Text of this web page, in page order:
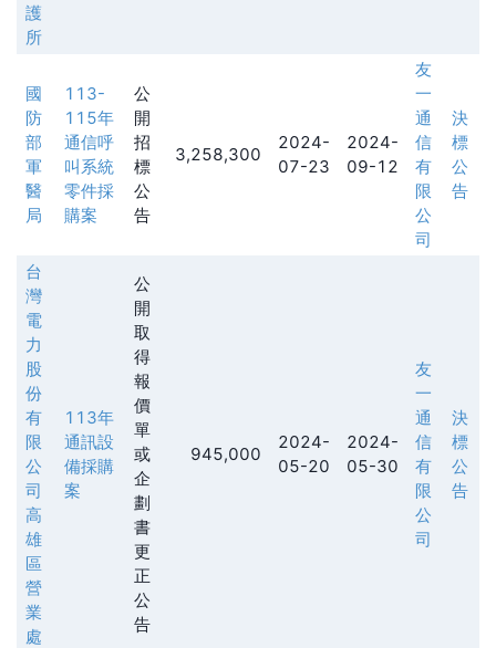
護
所
國
防
部
軍
醫
局
113-
115年
通信呼
叫系統
零件採
購案
公
開
招
標
公
告
3,258,300
2024-
07-23
2024-
09-12
友
一
通
信
有
限
公
司
決
標
公
告
台
灣
電
力
股
份
有
限
公
司
高
雄
區
營
業
處
113年
通訊設
備採購
案
公
開
取
得
報
價
單
或
企
劃
書
更
正
公
告
945,000
2024-
05-20
2024-
05-30
友
一
通
信
有
限
公
司
決
標
公
告